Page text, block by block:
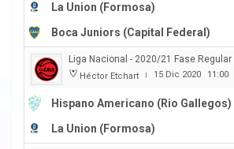
La Union (Formosa)
Boca Juniors (Capital Federal)
Liga Nacional - 2020/21 Fase Regular
Héctor Etchart | 15 Dic 2020 11:00
Hispano Americano (Rio Gallegos)
La Union (Formosa)